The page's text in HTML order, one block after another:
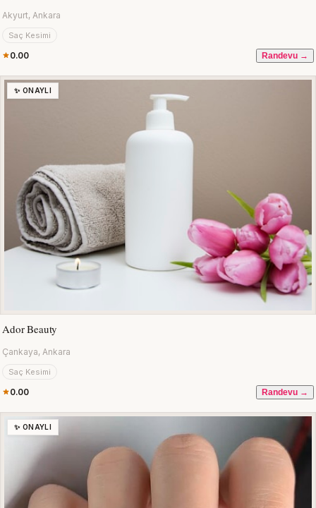
Akyurt, Ankara
Saç Kesimi
0.00 Randevu →
✨ ONAYLI
Ador Beauty
Çankaya, Ankara
Saç Kesimi
0.00 Randevu →
✨ ONAYLI